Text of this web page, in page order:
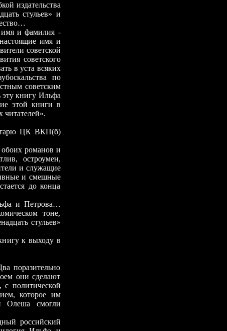
издательства
стульев» и
и фамилия -
имя и
советской
советского
в уста всяких
по
советским
эту книгу Ильфа
этой книги в
читателей».
ЦК ВКП(б)
романов и
остроумен,
и служащие
и смешные
до конца
и Петрова…
тоне,
стульев»
к выходу в
они сделают
политической
которое им
Олеша смогли
российский